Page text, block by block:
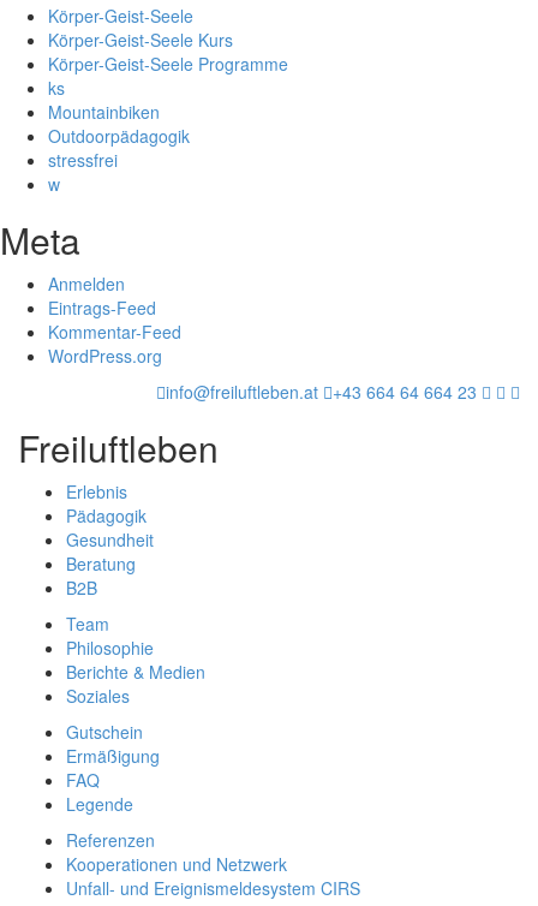
Körper-Geist-Seele
Körper-Geist-Seele Kurs
Körper-Geist-Seele Programme
ks
Mountainbiken
Outdoorpädagogik
stressfrei
w
Meta
Anmelden
Eintrags-Feed
Kommentar-Feed
WordPress.org
info@freiluftleben.at
+43 664 64 664 23
Freiluftleben
Erlebnis
Pädagogik
Gesundheit
Beratung
B2B
Team
Philosophie
Berichte & Medien
Soziales
Gutschein
Ermäßigung
FAQ
Legende
Referenzen
Kooperationen und Netzwerk
Unfall- und Ereignismeldesystem CIRS